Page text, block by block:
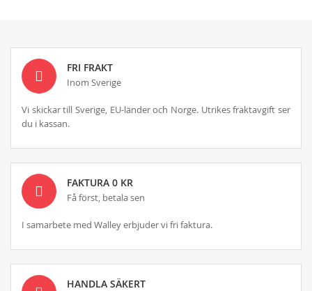
FRI FRAKT
Inom Sverige
Vi skickar till Sverige, EU-länder och Norge. Utrikes fraktavgift ser
du i kassan.
FAKTURA 0 KR
Få först, betala sen
I samarbete med Walley erbjuder vi fri faktura.
HANDLA SÄKERT